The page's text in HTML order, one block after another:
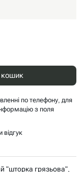
по телефону, для
з поля
відгук
"шторка грязьова",